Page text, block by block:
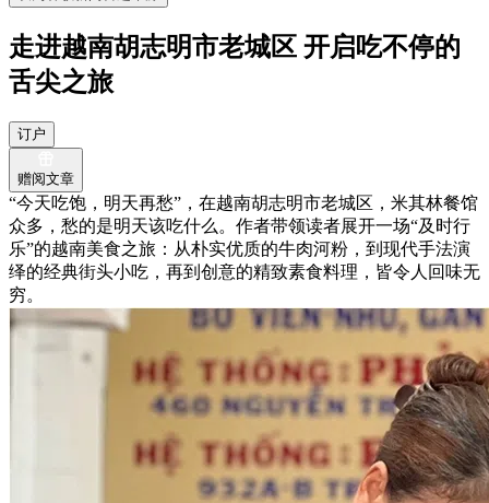
走进越南胡志明市老城区 开启吃不停的
舌尖之旅
订户
赠阅文章
“今天吃饱，明天再愁”，在越南胡志明市老城区，米其林餐馆
众多，愁的是明天该吃什么。作者带领读者展开一场“及时行
乐”的越南美食之旅：从朴实优质的牛肉河粉，到现代手法演
绎的经典街头小吃，再到创意的精致素食料理，皆令人回味无
穷。